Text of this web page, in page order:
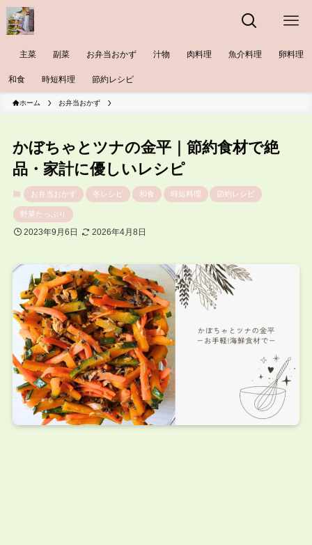
主菜 副菜 お弁当おかず 汁物 肉料理 魚介料理 卵料理
和食 時短料理 節約レシピ
ホーム お弁当おかず
かぼちゃとツナの金平｜節約食材で絶
品・家計に優しいレシピ
お弁当おかず 冬レシピ 和食 時短料理 節約レシピ
野菜たっぷり
2023年9月6日 2026年4月8日